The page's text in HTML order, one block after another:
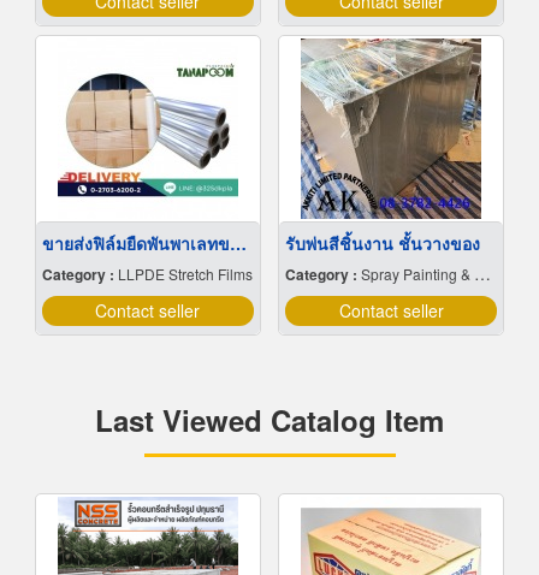
ขายส่งฟิล์มยืดพันพาเลทขนาดพันด้วยมือ Hand wrap
Category : LLPDE Stretch Films
Contact seller
รับพ่นสีชิ้นงาน ชั้นวางของ
Category : Spray Painting & Finishing
Contact seller
Last Viewed Catalog Item